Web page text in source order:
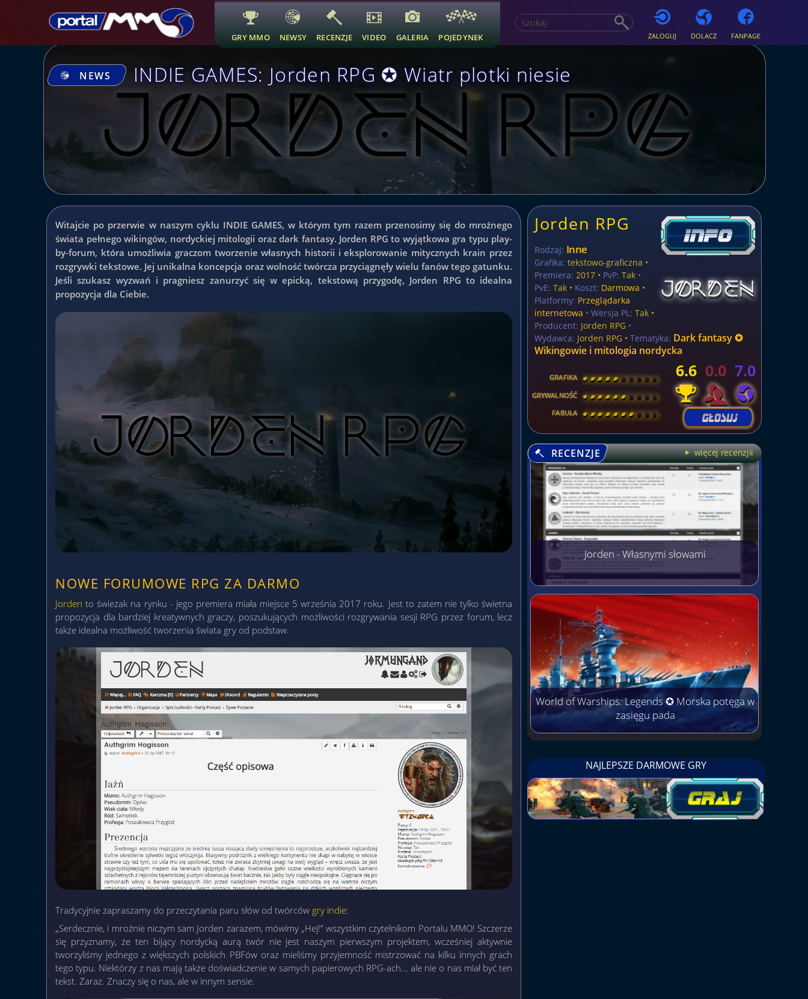
GRY MMO NEWSY RECENZJE VIDEO GALERIA POJEDYNEK ZALOGUJ DOLACZ FANPAGE
NEWS INDIE GAMES: Jorden RPG ✪ Wiatr plotki niesie
Witajcie po przerwie w naszym cyklu INDIE GAMES, w którym tym razem przenosimy się do mroźnego
świata pełnego wikingów, nordyckiej mitologii oraz dark fantasy. Jorden RPG to wyjątkowa gra typu play-
by-forum, która umożliwia graczom tworzenie własnych historii i eksplorowanie mitycznych krain przez
rozgrywki tekstowe. Jej unikalna koncepcja oraz wolność twórcza przyciągnęły wielu fanów tego gatunku.
Jeśli szukasz wyzwań i pragniesz zanurzyć się w epicką, tekstową przygodę, Jorden RPG to idealna
propozycja dla Ciebie.
NOWE FORUMOWE RPG ZA DARMO
Jordento świeżak na rynku - jego premiera miała miejsce 5 września 2017 roku. Jest to zatem nie tylko świetna
propozycja dla bardziej kreatywnych graczy, poszukujących możliwości rozgrywania sesji RPG przez forum, lecz
także idealna możliwość tworzenia świata gry od podstaw.
Tradycyjnie zapraszamy do przeczytania paru słów od twórców gry indie:
„Serdecznie, i mroźnie niczym sam Jorden zarazem, mówimy „Hej!” wszystkim czytelnikom Portalu MMO! Szczerze
się przyznamy, że ten bijący nordycką aurą twór nie jest naszym pierwszym projektem, wcześniej aktywnie
tworzyliśmy jednego z większych polskich PBFów oraz mieliśmy przyjemność mistrzować na kilku innych grach
tego typu. Niektórzy z nas mają także doświadczenie w samych papierowych RPG-ach... ale nie o nas miał być ten
tekst. Zaraz. Znaczy się o nas, ale w innym sensie.
Jorden RPG
Rodzaj: Inne
Grafika: tekstowo-graficzna •
Premiera: 2017 • PvP: Tak •
PvE: Tak • Koszt: Darmowa •
Platformy: Przeglądarka
internetowa • Wersja PL: Tak •
Producent: Jorden RPG •
Wydawca: Jorden RPG •Tematyka: Dark fantasy ✪
Wikingowie i mitologia nordycka
GRAFIKA [ \ \ \ \ \ \ \ \ ]
GRYWALNOŚĆ [ \ \ \ \ \ \ \ \ ]
FABUŁA [ \ \ \ \ \ \ \ \ ]
6.6 0.0 7.0
RECENZJE więcej recenzjii
Jorden - Własnymi słowami
World of Warships: Legends ✪ Morska potęga w
zasięgu pada
NAJLEPSZE DARMOWE GRY